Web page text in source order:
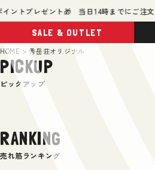
トプレゼント🎁 当日14時までにご注文で
HOME 秀岳荘オリジナル
PICKUP
ピックアップ
RANKING
売れ筋ランキング
SALE & OUTLET